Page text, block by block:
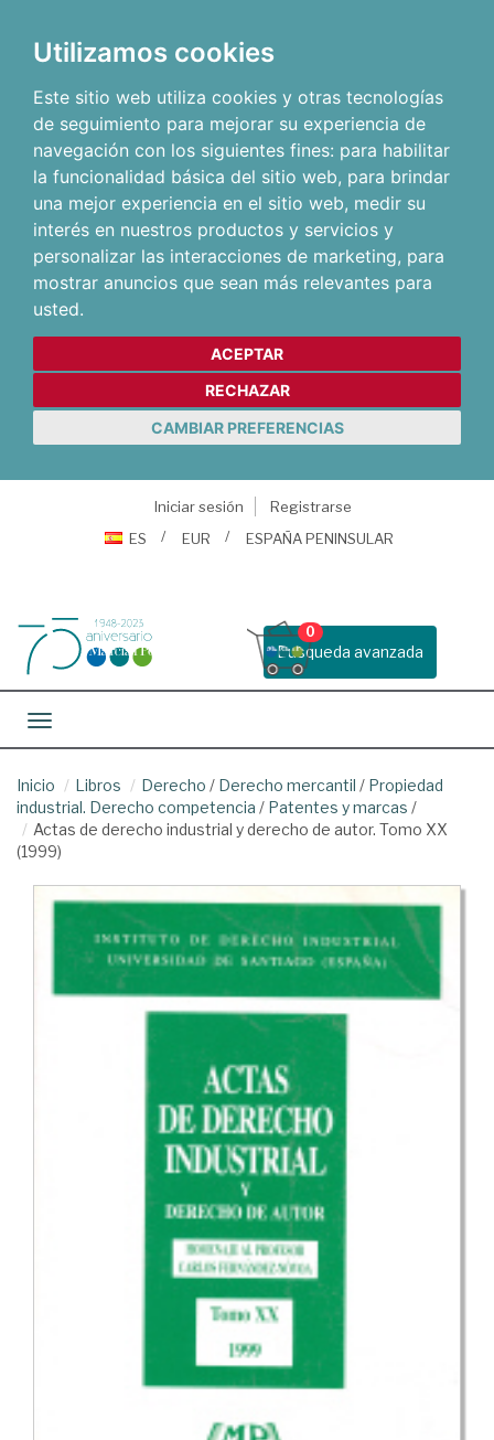
Utilizamos cookies
Este sitio web utiliza cookies y otras tecnologías
de seguimiento para mejorar su experiencia de
navegación con los siguientes fines: para habilitar
la funcionalidad básica del sitio web, para brindar
una mejor experiencia en el sitio web, medir su
interés en nuestros productos y servicios y
personalizar las interacciones de marketing, para
mostrar anuncios que sean más relevantes para
usted.
ACEPTAR
RECHAZAR
CAMBIAR PREFERENCIAS
Iniciar sesión
Registrarse
ES
EUR ESPAÑA PENINSULAR
Busqueda avanzada
0
Toggle navigation
Inicio Libros Derecho / Derecho mercantil / Propiedad
industrial. Derecho competencia / Patentes y marcas /
Actas de derecho industrial y derecho de autor. Tomo XX
(1999)